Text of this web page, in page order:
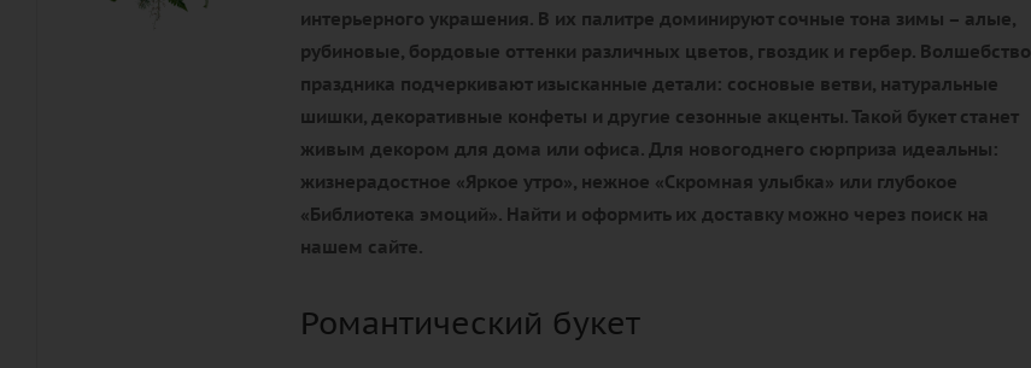
интерьерного украшения. В их палитре доминируют сочные тона зимы – алые,
рубиновые, бордовые оттенки различных цветов, гвоздик и гербер. Волшебство
праздника подчеркивают изысканные детали: сосновые ветви, натуральные
шишки, декоративные конфеты и другие сезонные акценты. Такой букет станет
живым декором для дома или офиса. Для новогоднего сюрприза идеальны:
жизнерадостное «Яркое утро», нежное «Скромная улыбка» или глубокое
«Библиотека эмоций». Найти и оформить их доставку можно через поиск на
нашем сайте.
Романтический букет